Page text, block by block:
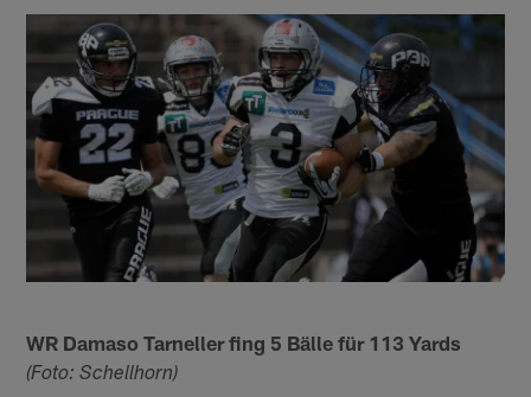
WR Damaso Tarneller fing 5 Bälle für 113 Yards
(Foto: Schellhorn)